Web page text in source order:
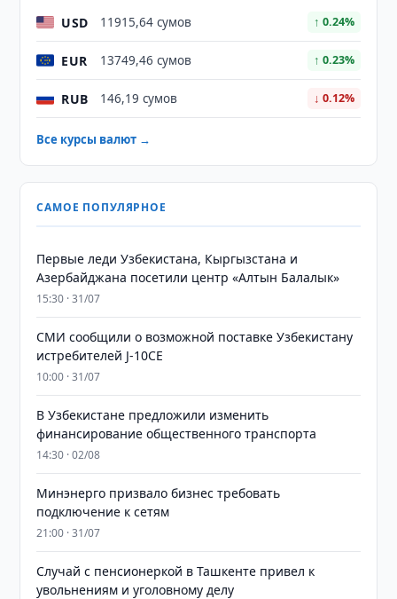
USD 11915,64 сумов ↑ 0.24%
EUR 13749,46 сумов ↑ 0.23%
RUB 146,19 сумов ↓ 0.12%
Все курсы валют →
САМОЕ ПОПУЛЯРНОЕ
Первые леди Узбекистана, Кыргызстана и
Азербайджана посетили центр «Алтын Балалык»
15:30 · 31/07
СМИ сообщили о возможной поставке Узбекистану
истребителей J-10CE
10:00 · 31/07
В Узбекистане предложили изменить
финансирование общественного транспорта
14:30 · 02/08
Минэнерго призвало бизнес требовать
подключение к сетям
21:00 · 31/07
Случай с пенсионеркой в Ташкенте привел к
увольнениям и уголовному делу